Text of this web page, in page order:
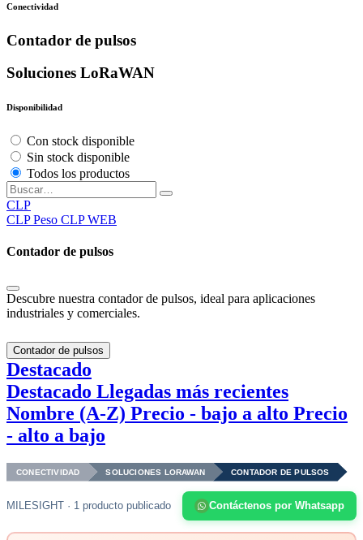
Conectividad
Contador de pulsos
Soluciones LoRaWAN
Disponibilidad
Con stock disponible
Sin stock disponible
Todos los productos
CLP
CLP Peso CLP WEB
Contador de pulsos
Descubre nuestra contador de pulsos, ideal para aplicaciones
industriales y comerciales.
Contador de pulsos
Destacado
Destacado Llegadas más recientes
Nombre (A-Z) Precio - bajo a alto Precio
- alto a bajo
CONECTIVIDAD SOLUCIONES LORAWAN CONTADOR DE PULSOS
MILESIGHT · 1 producto publicado Contáctenos por Whatsapp